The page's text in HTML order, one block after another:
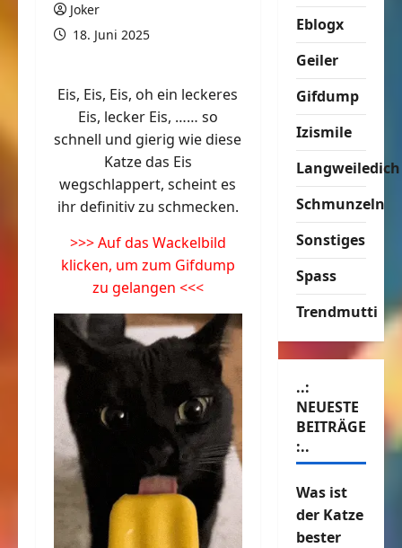
Joker
18. Juni 2025
Eis, Eis, Eis, oh ein leckeres
Eis, lecker Eis, …… so
schnell und gierig wie diese
Katze das Eis
wegschlappert, scheint es
ihr definitiv zu schmecken.
>>> Auf das Wackelbild
klicken, um zum Gifdump
zu gelangen <<<
Eblogx
Geiler
Gifdump
Izismile
Langweiledich
Schmunzeln
Sonstiges
Spass
Trendmutti
..:
NEUESTE
BEITRÄGE
:..
Was ist
der Katze
bester